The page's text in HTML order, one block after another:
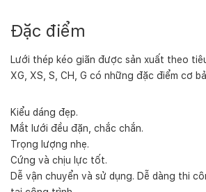
Đặc điểm
Lưới thép kéo giãn được sản xuất theo
XG, XS, S, CH, G có những đặc điểm cơ
Kiểu dáng đẹp.
Mắt lưới đều đặn, chắc chắn.
Trọng lượng nhẹ.
Cứng và chịu lực tốt.
Dễ vận chuyển và sử dụng. Dễ dàng thi